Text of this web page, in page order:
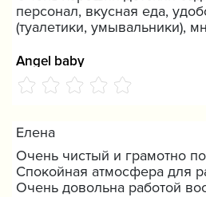
жаль что в этом годы мы
сентября пойдем в школу.
персонал, вкусная еда,
(туалетики, умывальники),
садов.
Angel baby
Елена
Очень чистый и грамотно
Спокойная атмосфера для
Очень довольна работой